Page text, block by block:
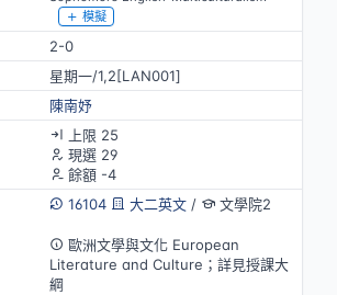
模擬
2-0
星期一/1,2[LAN001]
陳南妤
上限 25
現選 29
餘額 -4
16104
大二英文/ 文學院2
歐洲文學與文化 European
Literature and Culture；詳見授課大
綱